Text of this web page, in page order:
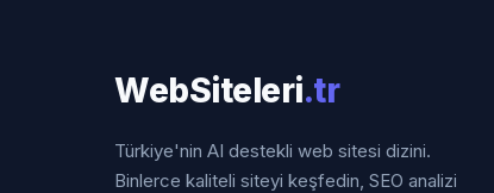
WebSiteleri.tr
Türkiye'nin AI destekli web sitesi dizini.
Binlerce kaliteli siteyi keşfedin, SEO analizi